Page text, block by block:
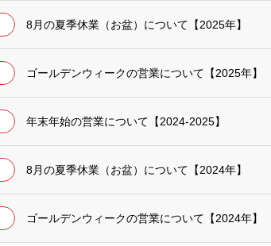
8月の夏季休業（お盆）について【2025年】
ゴールデンウィークの営業について【2025年】
年末年始の営業について【2024-2025】
8月の夏季休業（お盆）について【2024年】
ゴールデンウィークの営業について【2024年】